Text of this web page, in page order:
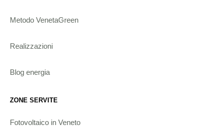
Metodo VenetaGreen
Realizzazioni
Blog energia
ZONE SERVITE
Fotovoltaico in Veneto